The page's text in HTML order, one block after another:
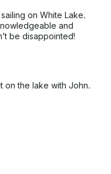
on White Lake.
and
be disappointed!
on the lake with John.